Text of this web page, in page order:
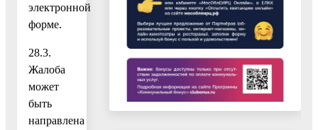
электронной
форме.
28.3.
Жалоба
может
быть
направлена